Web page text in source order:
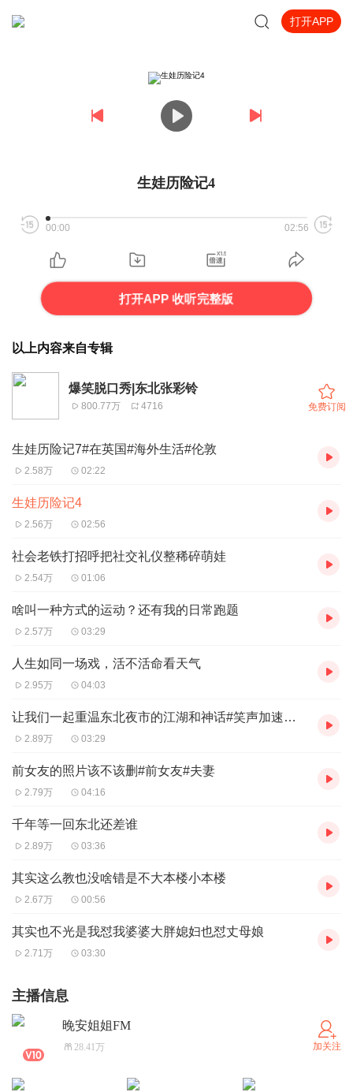
打开APP
生娃历险记4
00:00 02:56
打开APP 收听完整版
以上内容来自专辑
爆笑脱口秀|东北张彩铃
800.77万 4716 免费订阅
生娃历险记7#在英国#海外生活#伦敦
2.58万 02:22
生娃历险记4
2.56万 02:56
社会老铁打招呼把社交礼仪整稀碎萌娃
2.54万 01:06
啥叫一种方式的运动？还有我的日常跑题
2.57万 03:29
人生如同一场戏，活不活命看天气
2.95万 04:03
让我们一起重温东北夜市的江湖和神话#笑声加速计划
2.89万 03:29
前女友的照片该不该删#前女友#夫妻
2.79万 04:16
千年等一回东北还差谁
2.89万 03:36
其实这么教也没啥错是不大本楼小本楼
2.67万 00:56
其实也不光是我怼我婆婆大胖媳妇也怼丈母娘
2.71万 03:30
主播信息
晚安姐姐FM
28.41万 加关注